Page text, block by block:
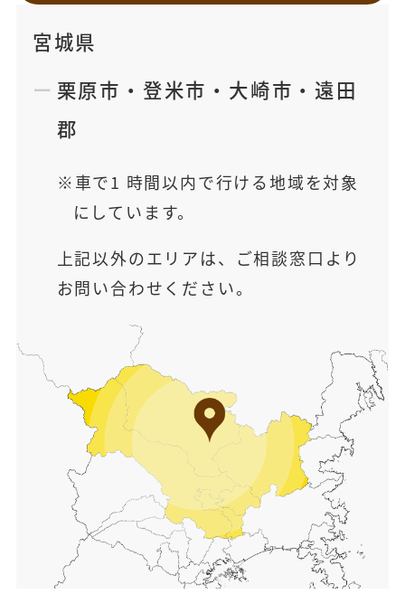
宮城県
栗原市 ・ 登米市 ・ 大崎市 ・ 遠田
郡
車で1 時間以内で行ける地域を対象
にしています。
上記以外のエリアは、ご相談窓口より
お問い合わせください。